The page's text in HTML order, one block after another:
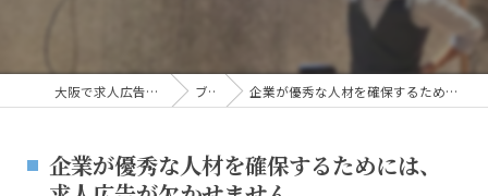
大阪で求人広告なら株式会社AOA ブログ 企業が優秀な人材を確保するためには、求人広告が欠かせません。
企業が優秀な人材を確保するためには、